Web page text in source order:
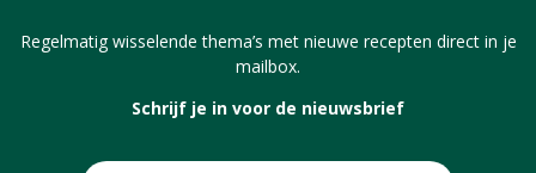
Regelmatig wisselende thema’s met nieuwe recepten direct in je
mailbox.
Schrijf je in voor de nieuwsbrief